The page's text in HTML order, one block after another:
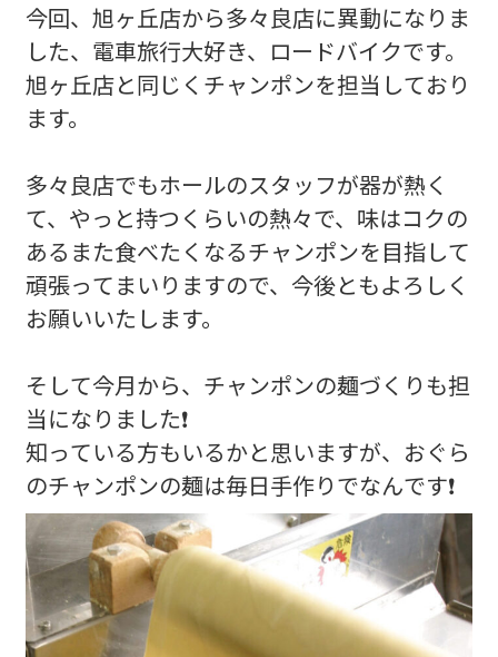
今回、旭ヶ丘店から多々良店に異動になりま
した、電車旅行大好き、ロードバイクです。
旭ヶ丘店と同じくチャンポンを担当しており
ます。
多々良店でもホールのスタッフが器が熱く
て、やっと持つくらいの熱々で、味はコクの
あるまた食べたくなるチャンポンを目指して
頑張ってまいりますので、今後ともよろしく
お願いいたします。
そして今月から、チャンポンの麺づくりも担
当になりました❗
知っている方もいるかと思いますが、おぐら
のチャンポンの麺は毎日手作りでなんです❗